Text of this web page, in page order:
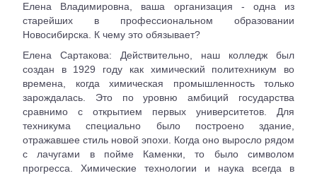
Елена Владимировна, ваша организация - одна из
старейших в профессиональном образовании
Новосибирска. К чему это обязывает?
Елена Сартакова: Действительно, наш колледж был
создан в 1929 году как химический политехникум во
времена, когда химическая промышленность только
зарождалась. Это по уровню амбиций государства
сравнимо с открытием первых университетов. Для
техникума специально было построено здание,
отражавшее стиль новой эпохи. Когда оно выросло рядом
с лачугами в пойме Каменки, то было символом
прогресса. Химические технологии и наука всегда в